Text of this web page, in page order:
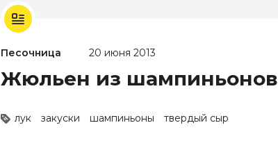
Песочница 20 июня 2013
Жюльен из шампиньонов
лук закуски шампиньоны твердый сыр